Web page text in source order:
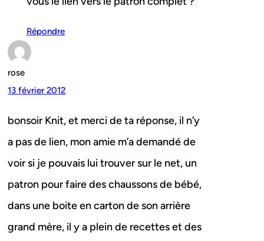
Répondre
rose
13 février 2012
bonsoir Knit, et merci de ta réponse, il n’y
a pas de lien, mon amie m’a demandé de
voir si je pouvais lui trouver sur le net, un
patron pour faire des chaussons de bébé,
dans une boite en carton de son arrière
grand mère, il y a plein de recettes et des